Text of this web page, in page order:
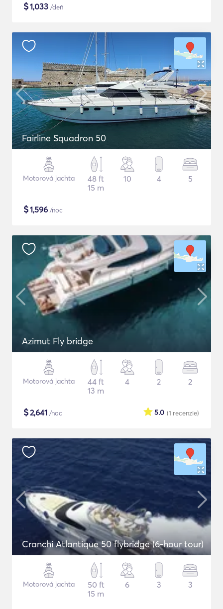
$1,033 /deň
Fairline Squadron 50
Motorová jachta
48 ft
15 m
10 4 5
$1,596 /noc
Azimut Fly bridge
Motorová jachta
44 ft
13 m
4 2 2
$2,641 /noc (1 recenzie)
5.0
Cranchi Atlantique 50 flybridge (6-hour tour)
Motorová jachta
50 ft
15 m
6 3 3